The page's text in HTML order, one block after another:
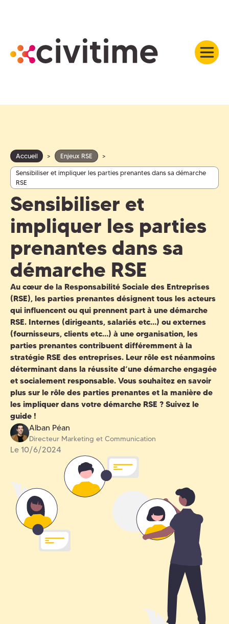
Accueil > Enjeux RSE >
Sensibiliser et impliquer les parties prenantes dans sa démarche
RSE
Sensibiliser et
impliquer les parties
prenantes dans sa
démarche RSE
Au cœur de la Responsabilité Sociale des Entreprises
(RSE), les parties prenantesdésignent tous les acteurs
qui influencent ou qui prennent part à une démarche
RSE. Internes (dirigeants, salariés etc…) ou externes
(fournisseurs, clients etc…) à une organisation, les
parties prenantescontribuent différemment à la
stratégie RSE des entreprises. Leur rôle est néanmoins
déterminant dans la réussite d’une démarche engagée
et socialement responsable. Vous souhaitez en savoir
plus sur le rôle des parties prenanteset la manière de
les impliquer dans votre démarche RSE ? Suivez le
guide !
Alban Péan
Directeur Marketing et Communication
Le 10/6/2024